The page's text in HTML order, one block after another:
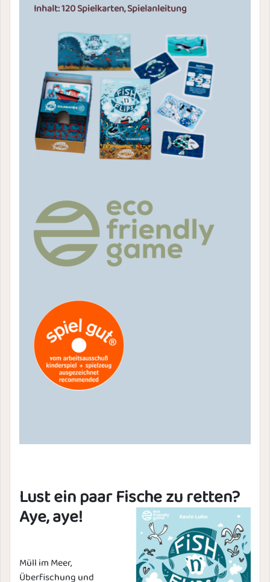
Inhalt: 120 Spielkarten, Spielanleitung
Lust ein paar Fische zu retten?
Aye, aye!
Müll im Meer,
Überfischung und